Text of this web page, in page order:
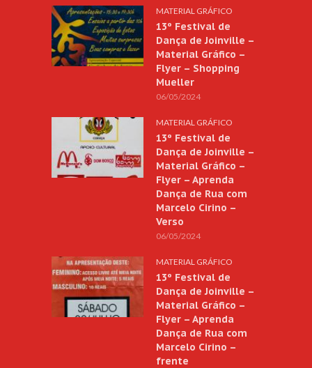
MATERIAL GRÁFICO
13º Festival de
Dança de Joinville –
Material Gráfico –
Flyer – Shopping
Mueller
06/05/2024
MATERIAL GRÁFICO
13º Festival de
Dança de Joinville –
Material Gráfico –
Flyer – Aprenda
Dança de Rua com
Marcelo Cirino –
Verso
06/05/2024
MATERIAL GRÁFICO
13º Festival de
Dança de Joinville –
Material Gráfico –
Flyer – Aprenda
Dança de Rua com
Marcelo Cirino –
frente